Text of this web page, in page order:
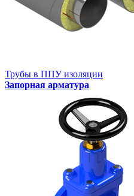
Трубы в ППУ изоляции
Запорная арматура